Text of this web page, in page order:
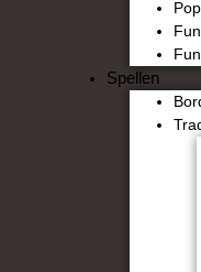
Spellen